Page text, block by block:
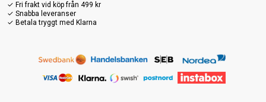
✓ Fri frakt vid köp från 499 kr
✓ Snabba leveranser
✓ Betala tryggt med Klarna